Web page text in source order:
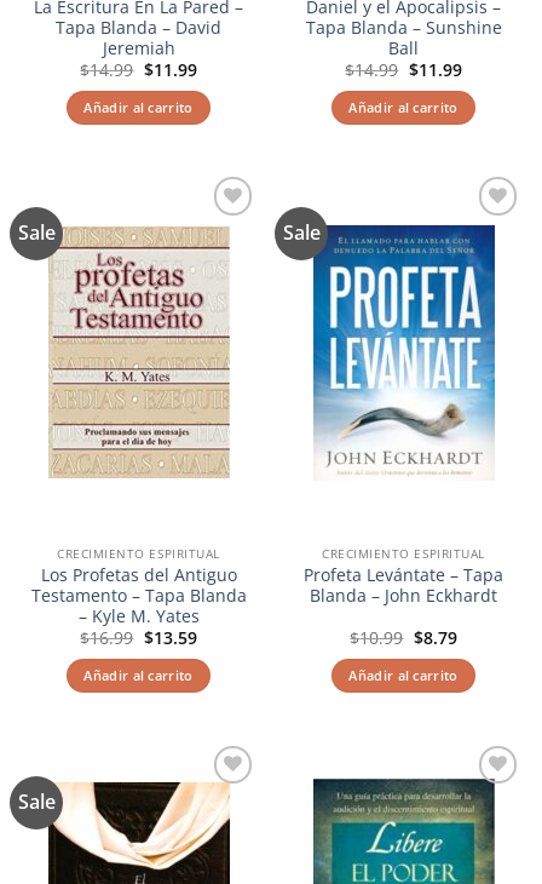
La Escritura En La Pared –
Tapa Blanda – David
Jeremiah
$14.99 El
precio
original
era:
$14.99.
$11.99El
actual
es:
$11.99.
Añadir al carrito
Daniel y el Apocalipsis –
Tapa Blanda – Sunshine
Ball
$14.99 El
precio
original
era:
$14.99.
$11.99El
actual
es:
$11.99.
Añadir al carrito
Sale
Añadir
a la
lista de
CRECIMIENTO ESPIRITUAL
Los Profetas del Antiguo
Testamento – Tapa Blanda
– Kyle M. Yates
$16.99 El
original
era:
$16.99.
$13.59El
actual
es:
$13.59.
Añadir al carrito
Sale
a la
lista de
deseos
CRECIMIENTO ESPIRITUAL
Profeta Levántate – Tapa
Blanda – John Eckhardt
$10.99 El
original
era:
$10.99.
$8.79El
actual
es:
$8.79.
Añadir al carrito
Sale
Añadir
a la
lista de
deseos
Añadir
a la
lista de
deseos